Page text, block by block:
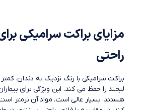
مزایای براکت سرامیکی
راحتی
براکت سرامیکی با رنگ نزدیک به دندان،
لبخند را حفظ می کند. این ویژگی برای
هستند، بسیار عالی است. مواد آن نرمتر